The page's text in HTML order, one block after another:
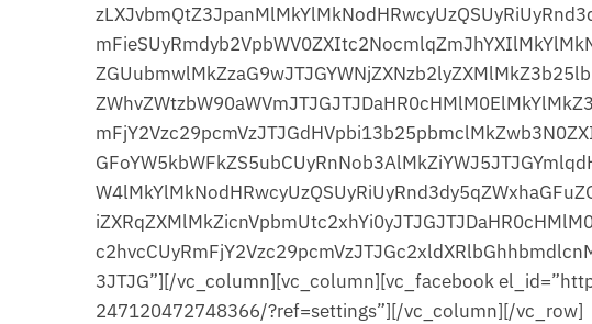
3JTJG”][/vc_column][vc_column][vc_facebook
247120472748366/?ref=settings”][/vc_column][/vc_row]